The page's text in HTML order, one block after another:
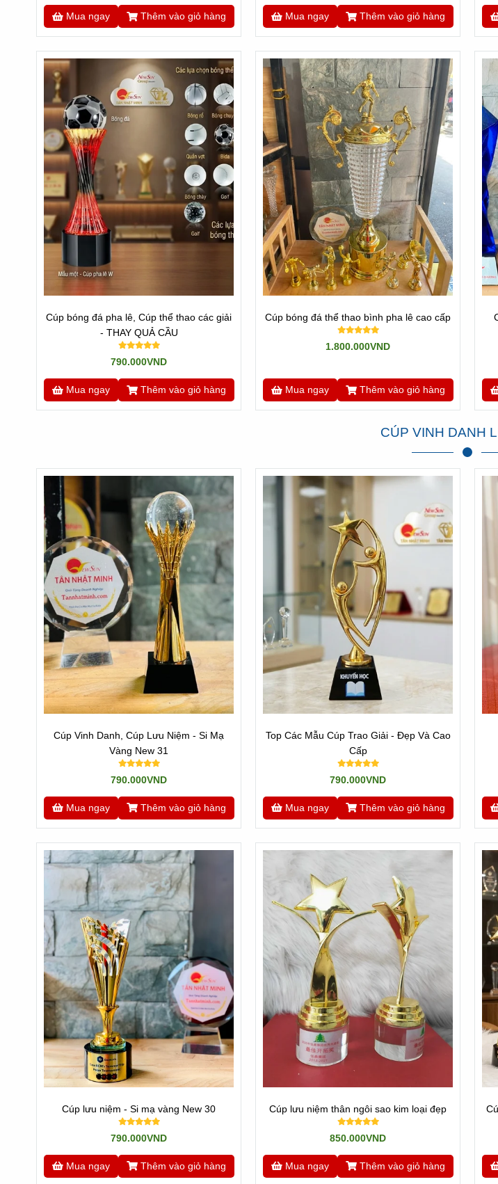
Mua ngay Thêm vào giỏ hàng Mua ngay Thêm vào giỏ hàng
Cúp bóng đá pha lê, Cúp thể thao các giải
- THAY QUẢ CẦU
790.000VND
Mua ngay Thêm vào giỏ hàng
Cúp bóng đá thể thao bình pha lê cao cấp
1.800.000VND
Mua ngay Thêm vào giỏ hàng
CÚP VINH DANH
Cúp Vinh Danh, Cúp Lưu Niệm - Si Mạ
Vàng New 31
790.000VND
Mua ngay Thêm vào giỏ hàng
Top Các Mẫu Cúp Trao Giải - Đẹp Và Cao
Cấp
790.000VND
Mua ngay Thêm vào giỏ hàng
Cúp lưu niệm - Si mạ vàng New 30
790.000VND
Mua ngay Thêm vào giỏ hàng
Cúp lưu niệm thân ngôi sao kim loại đẹp
850.000VND
Mua ngay Thêm vào giỏ hàng